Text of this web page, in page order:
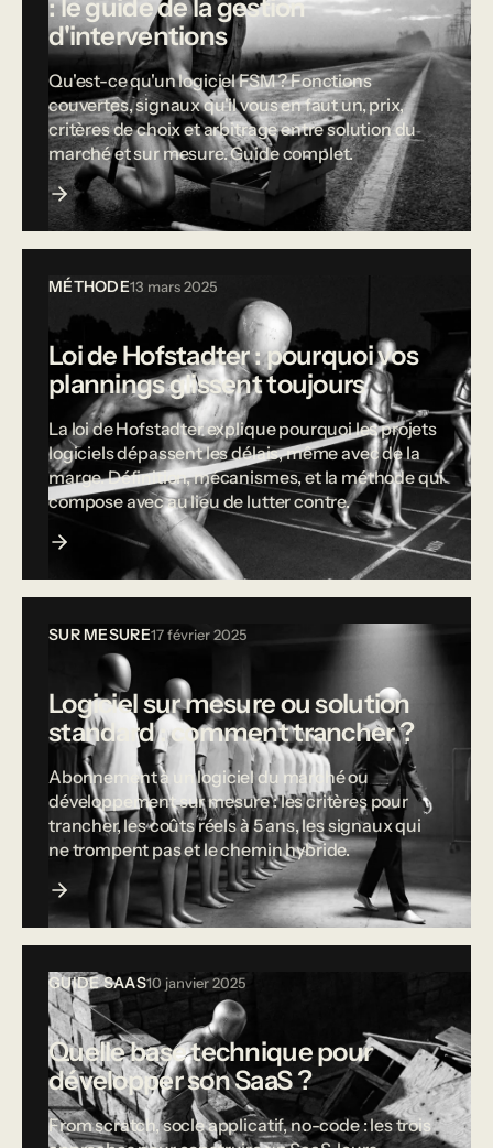
: le guide de la gestion
d'interventions
Qu'est-ce qu'un logiciel FSM ? Fonctions
couvertes, signaux qu'il vous en faut un, prix,
critères de choix et arbitrage entre solution du
marché et sur mesure. Guide complet.
MÉTHODE13 mars 2025
Loi de Hofstadter : pourquoi vos
plannings glissent toujours
La loi de Hofstadter explique pourquoi les projets
logiciels dépassent les délais, même avec de la
marge. Définition, mécanismes, et la méthode qui
compose avec au lieu de lutter contre.
SUR MESURE17 février 2025
Logiciel sur mesure ou solution
standard : comment trancher ?
Abonnement à un logiciel du marché ou
développement sur mesure : les critères pour
trancher, les coûts réels à 5 ans, les signaux qui
ne trompent pas et le chemin hybride.
GUIDE SAAS10 janvier 2025
Quelle base technique pour
développer son SaaS ?
From scratch, socle applicatif, no-code : les trois